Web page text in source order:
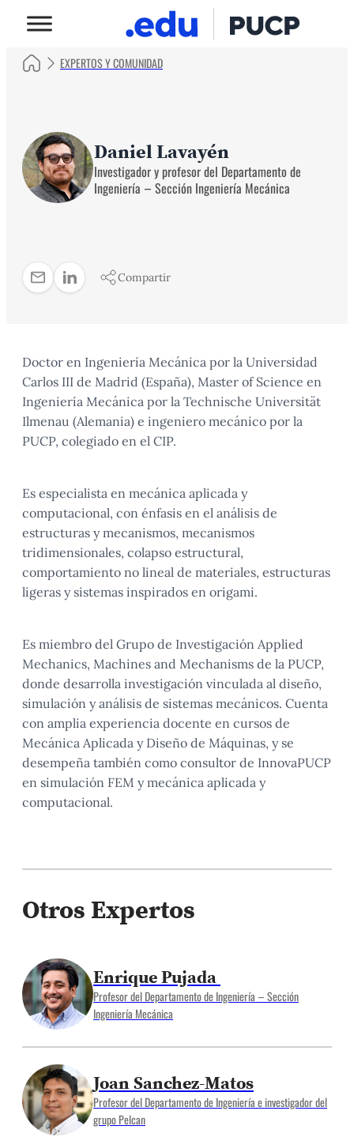
EXPERTOS Y COMUNIDAD
Daniel Lavayén
Investigador y profesor del Departamento de
Ingeniería – Sección Ingeniería Mecánica
Compartir
Doctor en Ingeniería Mecánica por la Universidad
Carlos III de Madrid (España), Master of Science en
Ingeniería Mecánica por la Technische Universität
Ilmenau (Alemania) e ingeniero mecánico por la
PUCP, colegiado en el CIP.
Es especialista en mecánica aplicada y
computacional, con énfasis en el análisis de
estructuras y mecanismos, mecanismos
tridimensionales, colapso estructural,
comportamiento no lineal de materiales, estructuras
ligeras y sistemas inspirados en origami.
Es miembro del Grupo de Investigación Applied
Mechanics, Machines and Mechanisms de la PUCP,
donde desarrolla investigación vinculada al diseño,
simulación y análisis de sistemas mecánicos. Cuenta
con amplia experiencia docente en cursos de
Mecánica Aplicada y Diseño de Máquinas, y se
desempeña también como consultor de InnovaPUCP
en simulación FEM y mecánica aplicada y
computacional.
Otros Expertos
Enrique Pujada
Profesor del Departamento de Ingeniería – Sección
Ingeniería Mecánica
Joan Sanchez-Matos
Profesor del Departamento de Ingeniería e investigador del
grupo Pelcan